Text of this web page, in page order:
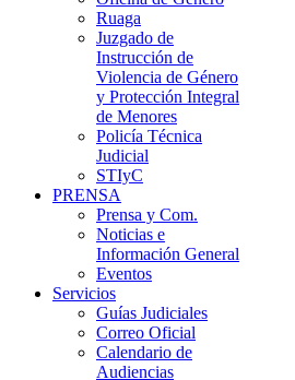
Ruaga
Juzgado de
Instrucción de
Violencia de Género
y Protección Integral
de Menores
Policía Técnica
Judicial
STIyC
PRENSA
Prensa y Com.
Noticias e
Información General
Eventos
Servicios
Guías Judiciales
Correo Oficial
Calendario de
Audiencias